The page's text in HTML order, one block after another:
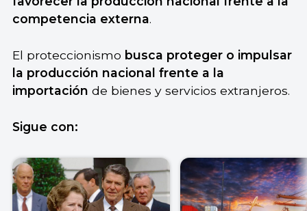
competencia externa.
El proteccionismo busca proteger o impulsar
la producción nacional frente a la
importación de bienes y servicios extranjeros.
Sigue con: